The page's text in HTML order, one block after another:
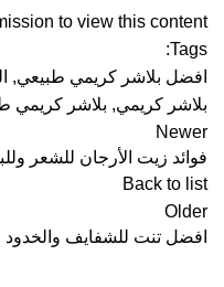
to view this content.
Tags:
افضل بلاشر كريمي طبيعي,
بلاشر كريمي, بلاشر كريمي
Newer
فوائد زيت الأرجان للشعر
Back to list
Older
افضل تنت للشفايف